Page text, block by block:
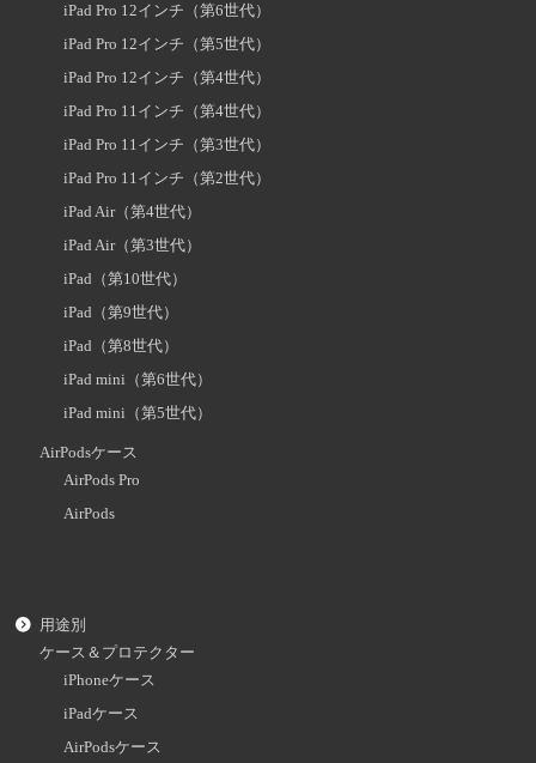
iPad Pro 12インチ（第6世代）
iPad Pro 12インチ（第5世代）
iPad Pro 12インチ（第4世代）
iPad Pro 11インチ（第4世代）
iPad Pro 11インチ（第3世代）
iPad Pro 11インチ（第2世代）
iPad Air（第4世代）
iPad Air（第3世代）
iPad（第10世代）
iPad（第9世代）
iPad（第8世代）
iPad mini（第6世代）
iPad mini（第5世代）
AirPodsケース
AirPods Pro
AirPods
用途別
ケース＆プロテクター
iPhoneケース
iPadケース
AirPodsケース